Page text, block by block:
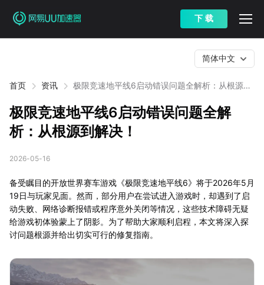
下 载
首页 资讯
极限竞速地平线6启动错误问题全解析：从根源到
简体中文
极限竞速地平线6启动错误问题全解
析：从根源到解决！
2026-05-16
备受瞩目的开放世界赛车游戏《极限竞速地平线6》将于2026年5月
19日与玩家见面。然而，部分用户在尝试进入游戏时，却遇到了启
动失败、网络诊断报错或程序意外关闭等情况，这些技术障碍无疑
给游戏初体验蒙上了阴影。为了帮助大家顺利启程，本文将深入探
讨问题根源并给出切实可行的修复指南。